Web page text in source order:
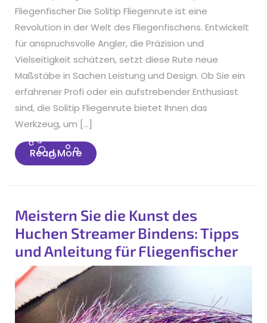
Fliegenfischer Die Solitip Fliegenrute ist eine
Revolution in der Welt des Fliegenfischens. Entwickelt
für anspruchsvolle Angler, die Präzision und
Vielseitigkeit schätzen, setzt diese Rute neue
Maßstäbe in Sachen Leistung und Design. Ob Sie ein
erfahrener Profi oder ein aufstrebender Enthusiast
sind, die Solitip Fliegenrute bietet Ihnen das
Werkzeug, um […]
Read MoreRead
More
Meistern Sie die Kunst des
Huchen Streamer Bindens: Tipps
und Anleitung für Fliegenfischer